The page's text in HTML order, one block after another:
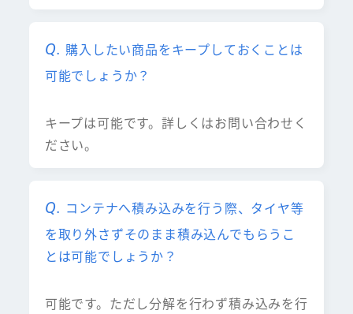
購入したい商品をキープしておくことは
可能でしょうか？
キープは可能です。詳しくはお問い合わせく
ださい。
コンテナへ積み込みを行う際、タイヤ等
を取り外さずそのまま積み込んでもらうこ
とは可能でしょうか？
可能です。ただし分解を行わず積み込みを行